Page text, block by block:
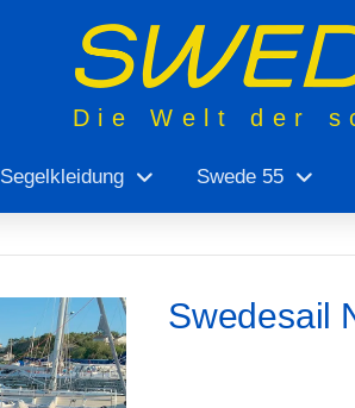
Die Welt der
Segelkleidung Swede 55
Swedesail